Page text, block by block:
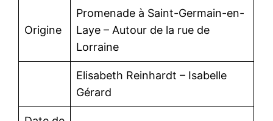
Origine
Promenade à Saint-Germain-en-
Laye – Autour de la rue de
Lorraine
Elisabeth Reinhardt – Isabelle
Gérard